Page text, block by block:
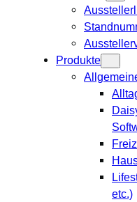
Produkte
etc.)